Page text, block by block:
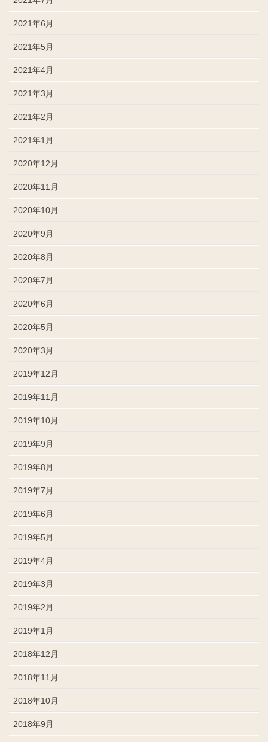
2021年6月
2021年5月
2021年4月
2021年3月
2021年2月
2021年1月
2020年12月
2020年11月
2020年10月
2020年9月
2020年8月
2020年7月
2020年6月
2020年5月
2020年3月
2019年12月
2019年11月
2019年10月
2019年9月
2019年8月
2019年7月
2019年6月
2019年5月
2019年4月
2019年3月
2019年2月
2019年1月
2018年12月
2018年11月
2018年10月
2018年9月